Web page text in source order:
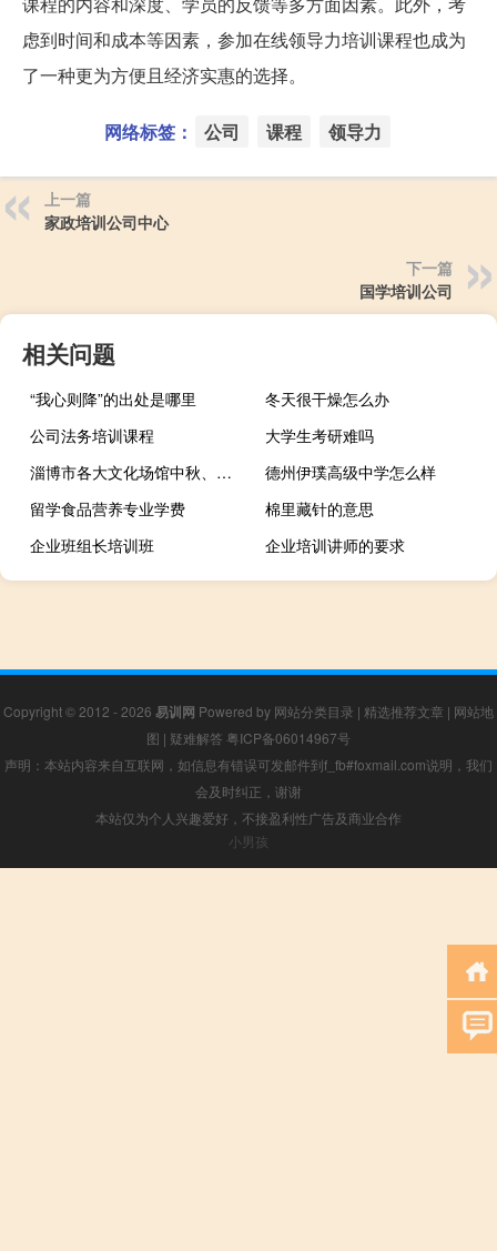
虑到时间和成本等因素，参加在线领导力培训课程也成为
了一种更为方便且经济实惠的选择。
网络标签： 公司 课程 领导力
上一篇
家政培训公司中心
下一篇
国学培训公司
相关问题
“我心则降”的出处是哪里
冬天很干燥怎么办
公司法务培训课程
大学生考研难吗
淄博市各大文化场馆中秋、国庆假期开放时间及活动发布 到底什么情况嘞
德州伊璞高级中学怎么样
留学食品营养专业学费
棉里藏针的意思
企业班组长培训班
企业培训讲师的要求
Copyright © 2012 - 2026 易训网 Powered by 网站分类目录 | 精选推荐文章 | 网站地
图 | 疑难解答 粤ICP备06014967号
声明：本站内容来自互联网，如信息有错误可发邮件到f_fb#foxmail.com说明，我们
会及时纠正，谢谢
本站仅为个人兴趣爱好，不接盈利性广告及商业合作
小男孩